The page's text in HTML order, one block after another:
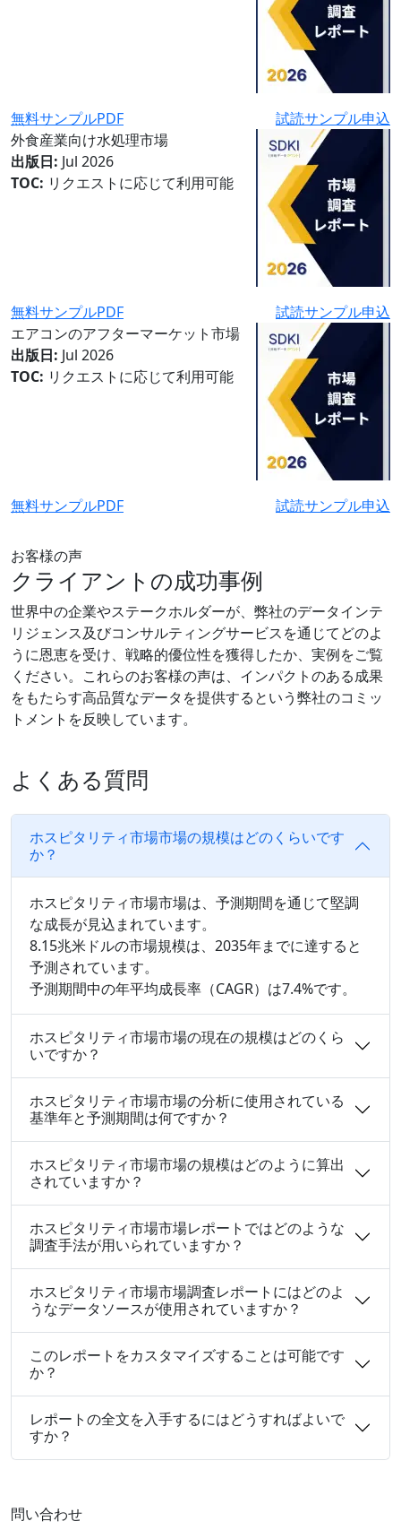
無料サンプルPDF
試読サンプル申込
外食産業向け水処理市場
出版日: Jul 2026
TOC: リクエストに応じて利用可能
無料サンプルPDF
試読サンプル申込
エアコンのアフターマーケット市場
出版日: Jul 2026
TOC: リクエストに応じて利用可能
無料サンプルPDF 試読サンプル申込
お客様の声
クライアントの成功事例
世界中の企業やステークホルダーが、弊社のデータインテ
リジェンス及びコンサルティングサービスを通じてどのよ
うに恩恵を受け、戦略的優位性を獲得したか、実例をご覧
ください。これらのお客様の声は、インパクトのある成果
をもたらす高品質なデータを提供するという弊社のコミッ
トメントを反映しています。
よくある質問
ホスピタリティ市場市場の規模はどのくらいです
か？
ホスピタリティ市場市場は、予測期間を通じて堅調
な成長が見込まれています。
8.15兆米ドルの市場規模は、2035年までに達すると
予測されています。
予測期間中の年平均成長率（CAGR）は7.4%です。
ホスピタリティ市場市場の現在の規模はどのくら
いですか？
ホスピタリティ市場市場の分析に使用されている
基準年と予測期間は何ですか？
ホスピタリティ市場市場の規模はどのように算出
されていますか？
ホスピタリティ市場市場レポートではどのような
調査手法が用いられていますか？
ホスピタリティ市場市場調査レポートにはどのよ
うなデータソースが使用されていますか？
このレポートをカスタマイズすることは可能です
か？
レポートの全文を入手するにはどうすればよいで
すか？
問い合わせ